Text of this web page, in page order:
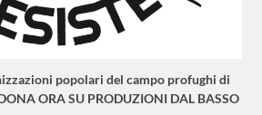
popolari del campo profughi di
ORA SU PRODUZIONI DAL BASSO